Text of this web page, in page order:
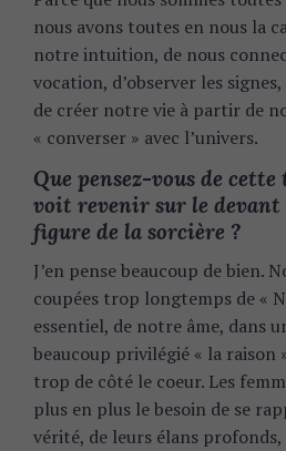
nous avons toutes en nous la
notre intuition, de nous
vocation, d’observer les
de créer notre vie à partir de
« converser » avec l’univers.
Que pensez-vous de
voit revenir sur le devant
figure de la sorcière ?
J’en pense beaucoup de bien.
coupées trop longtemps de «
essentiel, de notre âme, dans
beaucoup privilégié « la raison
trop de côté le coeur. Les
plus en plus le besoin de se
vérité, de leurs élans